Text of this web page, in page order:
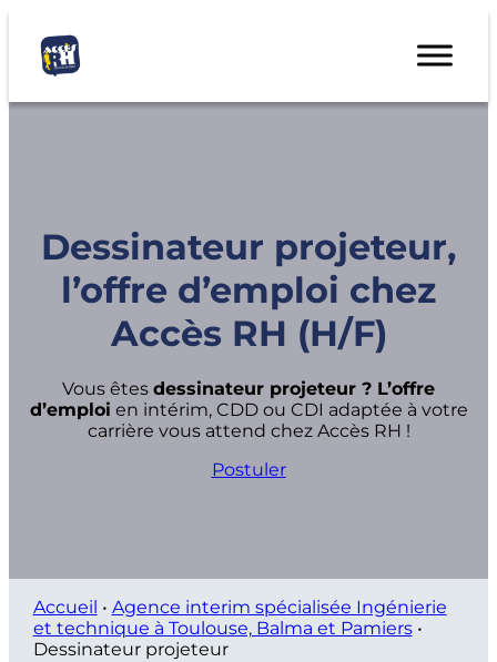
Dessinateur projeteur,
l’offre d’emploi chez
Accès RH (H/F)
Vous êtes dessinateur projeteur ? L’offre
d’emploi en intérim, CDD ou CDI adaptée à votre
carrière vous attend chez Accès RH !
Postuler
Accueil • Agence interim spécialisée Ingénierie
et technique à Toulouse, Balma et Pamiers•
Dessinateur projeteur